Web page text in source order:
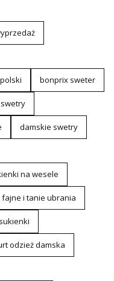
bonprix sweter
damskie swetry
na wesele
fajne i tanie ubrania
odzież damska